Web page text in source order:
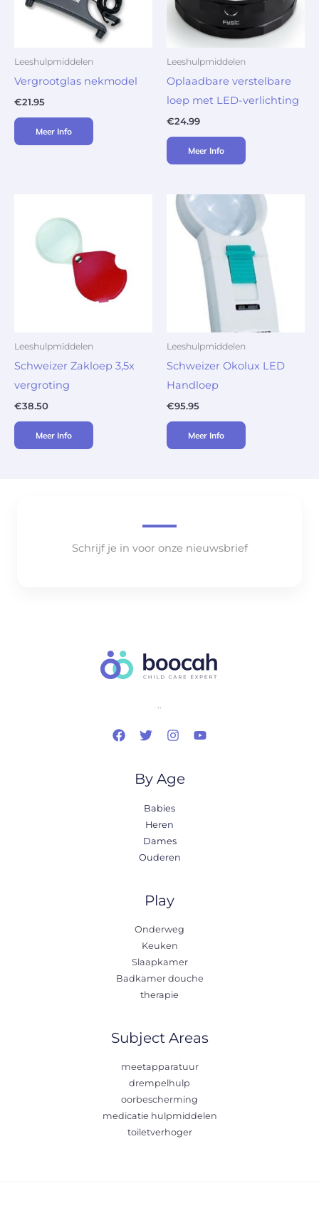
Leeshulpmiddelen
Vergrootglas nekmodel
€21.95
Meer Info
Leeshulpmiddelen
Oplaadbare verstelbare
loep met LED-verlichting
€24.99
Meer Info
Leeshulpmiddelen
Schweizer Zakloep 3,5x
vergroting
€38.50
Meer Info
Leeshulpmiddelen
Schweizer Okolux LED
Handloep
€95.95
Meer Info
Schrijf je in voor onze nieuwsbrief
..
By Age
Babies
Heren
Dames
Ouderen
Play
Onderweg
Keuken
Slaapkamer
Badkamer douche
therapie
Subject Areas
meetapparatuur
drempelhulp
oorbescherming
medicatie hulpmiddelen
toiletverhoger